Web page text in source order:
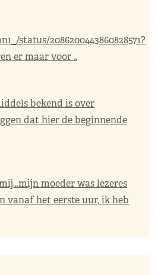
status/2086200443860828571?
er maar voor ..
bekend is over
dat hier de beginnende
moeder was lezeres
vanaf het eerste uur, ik heb